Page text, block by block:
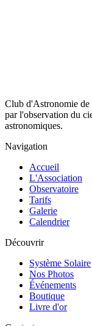
Club d'Astronomie de
par l'observation du
astronomiques.
Navigation
Accueil
L'Association
Observatoire
Tarifs
Galerie
Calendrier
Découvrir
Système Solaire
Nos Photos
Événements
Boutique
Livre d'or